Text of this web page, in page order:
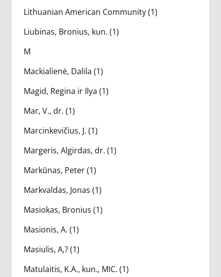
Lithuanian American Community (1)
Liubinas, Bronius, kun. (1)
M
Mackialienė, Dalila (1)
Magid, Regina ir Ilya (1)
Mar, V., dr. (1)
Marcinkevičius, J. (1)
Margeris, Algirdas, dr. (1)
Markūnas, Peter (1)
Markvaldas, Jonas (1)
Masiokas, Bronius (1)
Masionis, A. (1)
Masiulis, A,? (1)
Matulaitis, K.A., kun., MIC. (1)